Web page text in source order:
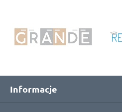
Informacje